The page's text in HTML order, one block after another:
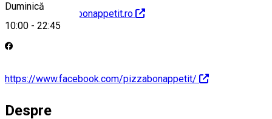
Duminică
10:00 - 22:45
http://www.pizzabonappetit.ro
https://www.facebook.com/pizzabonappetit/
Despre